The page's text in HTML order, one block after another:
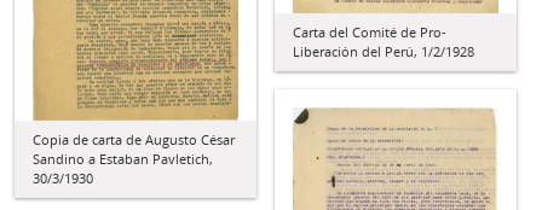
Carta del Comité de Pro-
Liberación del Perú, 1/2/1928
Copia de carta de Augusto César
Sandino a Estaban Pavletich,
30/3/1930